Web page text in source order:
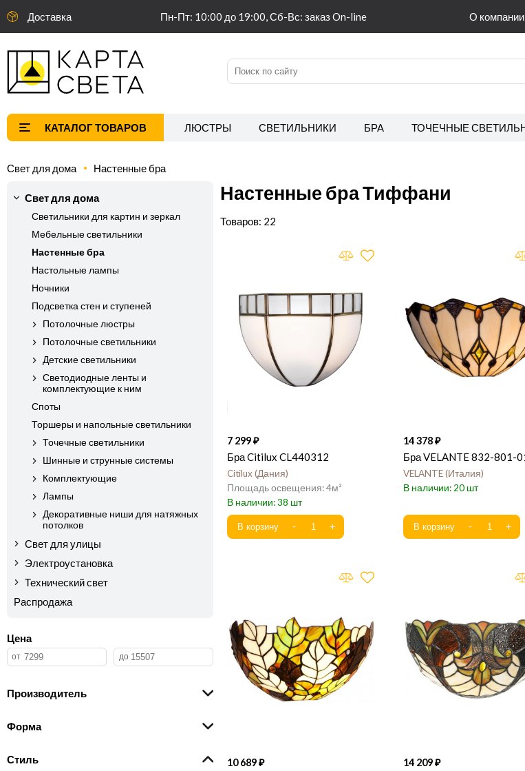
Доставка Пн-Пт: 10:00 до 19:00, Сб-Вс: заказ On-line О компании
ЛЮСТРЫ СВЕТИЛЬНИКИ БРА ТОЧЕЧНЫЕ
Свет для дома Настенные бра
Свет для дома
Светильники для картин и зеркал
Мебельные светильники
Настенные бра
Настольные лампы
Ночники
Подсветка стен и ступеней
Потолочные люстры
Потолочные светильники
Детские светильники
Светодиодные ленты и
комплектующие к ним
Споты
Торшеры и напольные светильники
Точечные светильники
Шинные и струнные системы
Комплектующие
Лампы
Декоративные ниши для натяжных
потолков
Свет для улицы
Электроустановка
Технический свет
Распродажа
Цена
Производитель
Форма
Стиль
Настенные бра Тиффани
22
7 299
Бра Citilux CL440312
Citilux Дания
4
38
14 378
Бра VELANTE 832-801-
VELANTE Италия
20
10 689 14 209